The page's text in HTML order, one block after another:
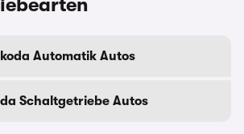
Automatik Autos
Schaltgetriebe Autos